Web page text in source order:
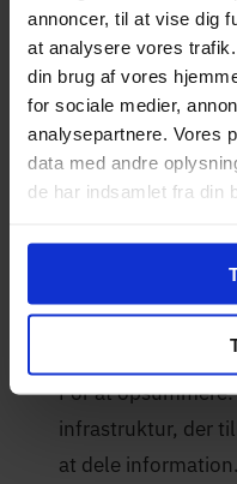
annoncer, til at vise dig
at analysere vores
din brug af vores
for sociale medier,
analysepartnere. Vores
data med andre
de har indsamlet fra din
WLAN
WLAN (Wireless
lokalt netværk, der
enheder over en
Fi. WLAN beskriver
din router skaber
skaber den et
For at opsummere:
infrastruktur, der
at dele information.